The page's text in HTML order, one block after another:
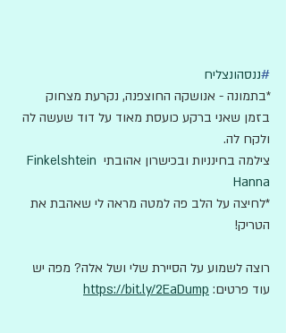
#ננסהונצליח
*בתמונה - אנושקה החוצפנה, נקרעת מצחוק
בזמן שאני ברקע כועסת מאוד על דוד שעשה לה
ולקח לה.
צילמה בחינניות ובכישרון אהובתי Finkelshtein
Hanna
*לחיצה על הלב פה למטה מראה לי שאהבת את
הטריק!
רוצה לשמוע על הסיירת שלי ושל אלה? מפה יש
עוד פרטים: https://bit.ly/2EaDump